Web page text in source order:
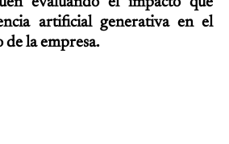
artificial generativa en el
la empresa.